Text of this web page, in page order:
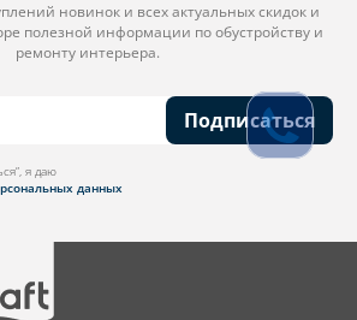
новинок и всех актуальных скидок и
полезной информации по обустройству и
ремонту интерьера.
Подписаться
я даю
данных